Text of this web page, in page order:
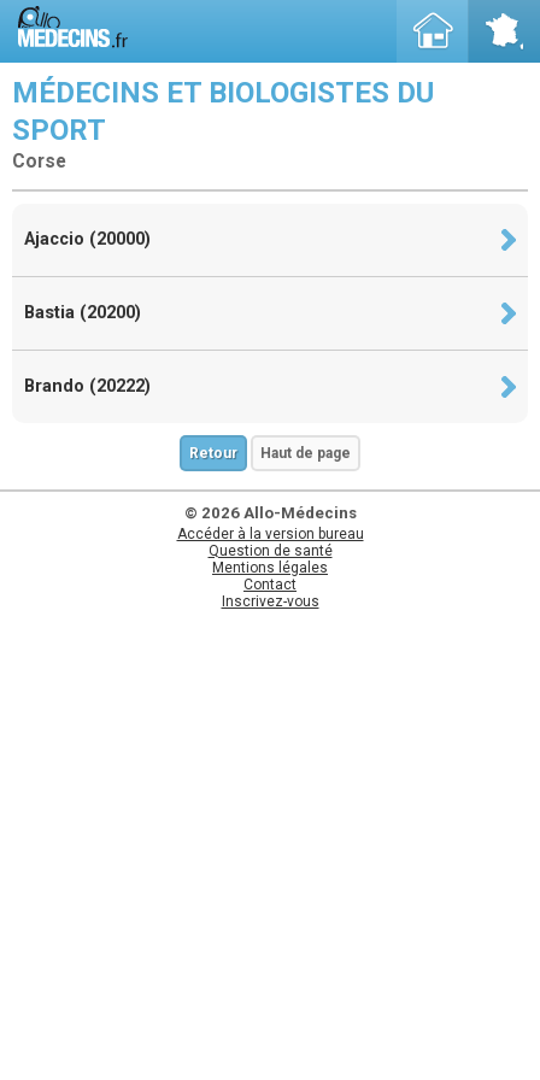
MÉDECINS ET BIOLOGISTES DU
SPORT
Corse
Ajaccio (20000)
Bastia (20200)
Brando (20222)
Retour Haut de page
© 2026 Allo-Médecins
Accéder à la version bureau
Question de santé
Mentions légales
Contact
Inscrivez-vous